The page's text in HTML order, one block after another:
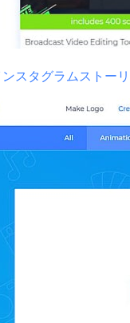
ンスタグラムストー